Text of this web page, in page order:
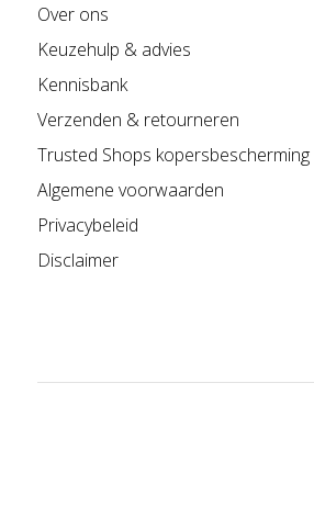
Over ons
Keuzehulp & advies
Kennisbank
Verzenden & retourneren
Trusted Shops kopersbescherming
Algemene voorwaarden
Privacybeleid
Disclaimer